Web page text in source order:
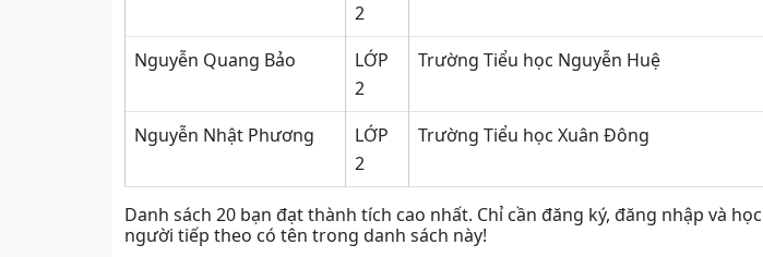
2
Nguyễn Quang Bảo
LỚP
2
Trường Tiểu học Nguyễn Huệ
Nguyễn Nhật Phương
LỚP
2
Trường Tiểu học Xuân Đông
Danh sách 20 bạn đạt thành tích cao nhất. Chỉ cần đăng ký, đăng nhập và
người tiếp theo có tên trong danh sách này!